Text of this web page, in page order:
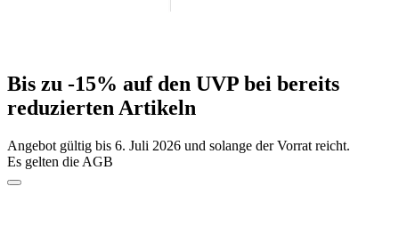
Bis zu -15% auf den UVP bei bereits
reduzierten Artikeln
Angebot gültig bis 6. Juli 2026 und solange der Vorrat reicht.
Es gelten die AGB